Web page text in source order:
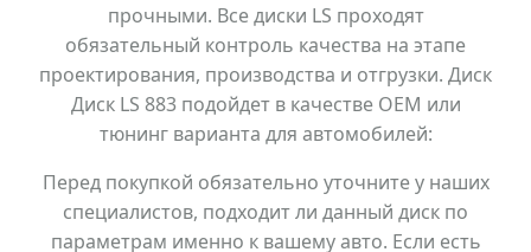
прочными. Все диски LS проходят
обязательный контроль качества на этапе
проектирования, производства и отгрузки. Диск
Диск LS 883 подойдет в качестве OEM или
тюнинг варианта для автомобилей:
Перед покупкой обязательно уточните у наших
специалистов, подходит ли данный диск по
параметрам именно к вашему авто. Если есть